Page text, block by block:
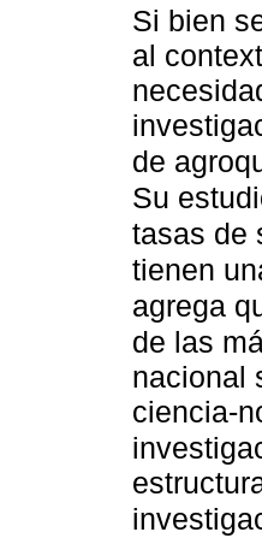
Si bien
al
de
Su
tasas de
tienen
agrega
de las
nacional
ciencia-